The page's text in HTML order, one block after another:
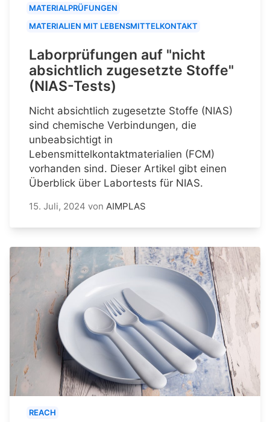
MATERIALPRÜFUNGEN
MATERIALIEN MIT LEBENSMITTELKONTAKT
Laborprüfungen auf "nicht
absichtlich zugesetzte Stoffe"
(NIAS-Tests)
Nicht absichtlich zugesetzte Stoffe (NIAS)
sind chemische Verbindungen, die
unbeabsichtigt in
Lebensmittelkontaktmaterialien (FCM)
vorhanden sind. Dieser Artikel gibt einen
Überblick über Labortests für NIAS.
15. Juli, 2024 von AIMPLAS
REACH